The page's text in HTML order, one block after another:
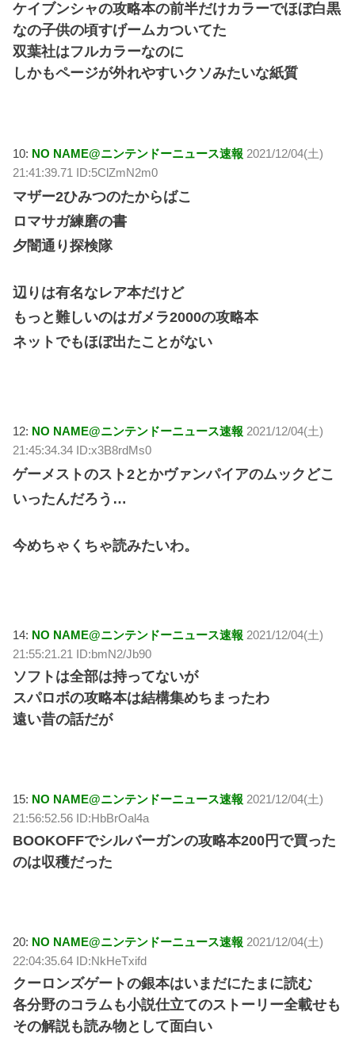
ケイブンシャの攻略本の前半だけカラーでほぼ白黒
なの子供の頃すげームカついてた
双葉社はフルカラーなのに
しかもページが外れやすいクソみたいな紙質
10: NO NAME@ニンテンドーニュース速報 2021/12/04(土)
21:41:39.71 ID:5ClZmN2m0
マザー2ひみつのたからばこ
ロマサガ練磨の書
夕闇通り探検隊
辺りは有名なレア本だけど
もっと難しいのはガメラ2000の攻略本
ネットでもほぼ出たことがない
12: NO NAME@ニンテンドーニュース速報 2021/12/04(土)
21:45:34.34 ID:x3B8rdMs0
ゲーメストのスト2とかヴァンパイアのムックどこ
いったんだろう…
今めちゃくちゃ読みたいわ。
14: NO NAME@ニンテンドーニュース速報 2021/12/04(土)
21:55:21.21 ID:bmN2/Jb90
ソフトは全部は持ってないが
スパロボの攻略本は結構集めちまったわ
遠い昔の話だが
15: NO NAME@ニンテンドーニュース速報 2021/12/04(土)
21:56:52.56 ID:HbBrOal4a
BOOKOFFでシルバーガンの攻略本200円で買った
のは収穫だった
20: NO NAME@ニンテンドーニュース速報 2021/12/04(土)
22:04:35.64 ID:NkHeTxifd
クーロンズゲートの銀本はいまだにたまに読む
各分野のコラムも小説仕立てのストーリー全載せも
その解説も読み物として面白い